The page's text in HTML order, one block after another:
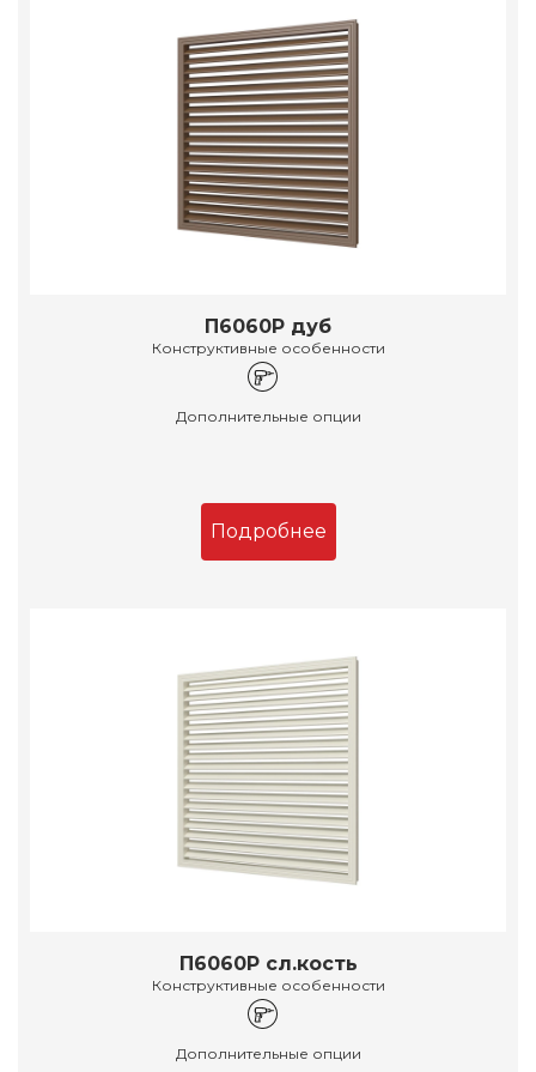
П6060Р дуб
Конструктивные особенности
Дополнительные опции
Подробнее
П6060Р сл.кость
Конструктивные особенности
Дополнительные опции